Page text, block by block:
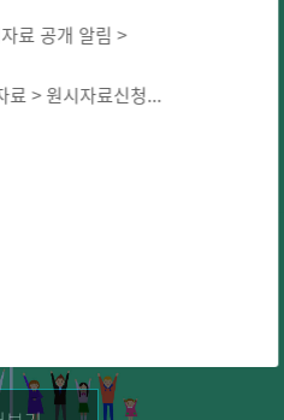
료 공개 알림 >
> 원시자료신청...